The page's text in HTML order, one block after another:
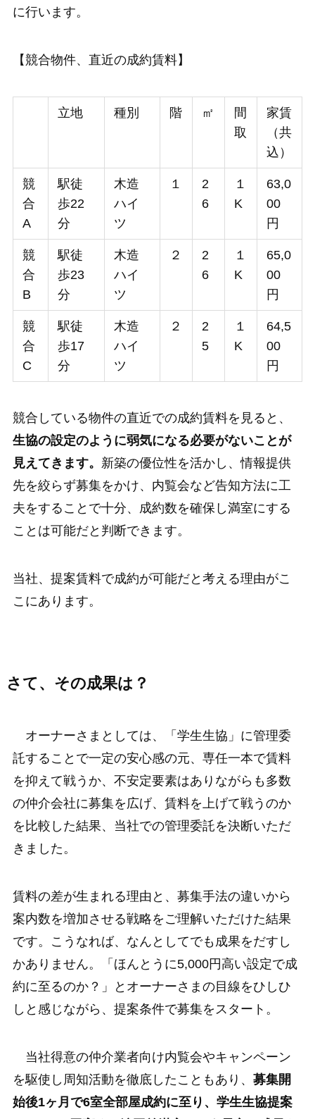
に行います。
【競合物件、直近の成約賃料】
立地 種別 階 ㎡
間
取
家賃
（共
込）
競
合
A
駅徒
歩22
分
木造
ハイ
ツ
１
2
6
１
K
63,0
00
円
競
合
B
駅徒
歩23
分
木造
ハイ
ツ
２
2
6
１
K
65,0
00
円
競
合
C
駅徒
歩17
分
木造
ハイ
ツ
２
2
5
１
K
64,5
00
円
競合している物件の直近での成約賃料を見ると、
生協の設定のように弱気になる必要がないことが
見えてきます。 新築の優位性を活かし、情報提供
先を絞らず募集をかけ、内覧会など告知方法に工
夫をすることで十分、成約数を確保し満室にする
ことは可能だと判断できます。
当社、提案賃料で成約が可能だと考える理由がこ
こにあります。
さて、その成果は？
オーナーさまとしては、「学生生協」に管理委
託することで一定の安心感の元、専任一本で賃料
を抑えて戦うか、不安定要素はありながらも多数
の仲介会社に募集を広げ、賃料を上げて戦うのか
を比較した結果、当社での管理委託を決断いただ
きました。
賃料の差が生まれる理由と、募集手法の違いから
案内数を増加させる戦略をご理解いただけた結果
です。こうなれば、なんとしてでも成果をだすし
かありません。「ほんとうに5,000円高い設定で成
約に至るのか？」とオーナーさまの目線をひしひ
しと感じながら、提案条件で募集をスタート。
当社得意の仲介業者向け内覧会やキャンペーン
を駆使し周知活動を徹底したこともあり、 募集開
始後1ヶ月で6室全部屋成約に至り、学生生協提案